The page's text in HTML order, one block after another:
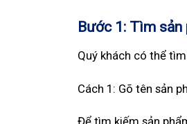
Bước 1: Tìm sản
Quý khách có thể
Cách 1: Gõ tên sản